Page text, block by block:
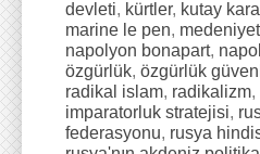
devleti, kürtler, kutay
marine le pen,
napolyon bonapart,
özgürlük, özgürlük
radikal islam, radikalizm,
imparatorluk stratejisi,
federasyonu, rusya